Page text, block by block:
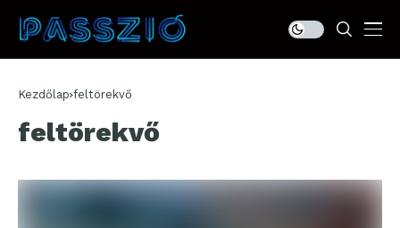
Kezdőlap feltörekvő
feltörekvő